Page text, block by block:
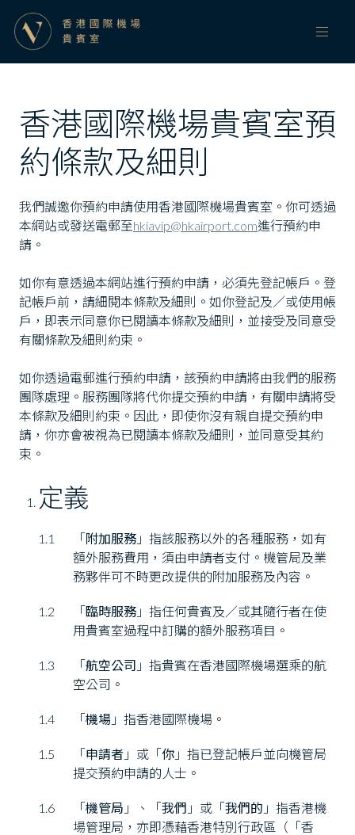
香港國際機場貴賓室預
約條款及細則
我們誠邀你預約申請使用香港國際機場貴賓室。你可透過
本網站或發送電郵至hkiavip@hkairport.com進行預約申
請。
如你有意透過本網站進行預約申請，必須先登記帳戶。登
記帳戶前，請細閱本條款及細則。如你登記及／或使用帳
戶，即表示同意你已閱讀本條款及細則，並接受及同意受
有關條款及細則約束。
如你透過電郵進行預約申請，該預約申請將由我們的服務
團隊處理。服務團隊將代你提交預約申請，有關申請將受
本條款及細則約束。因此，即使你沒有親自提交預約申
請，你亦會被視為已閱讀本條款及細則，並同意受其約
束。
定義
1.1 「附加服務 」指該服務以外的各種服務，如有
額外服務費用，須由申請者支付。機管局及業
務夥伴可不時更改提供的附加服務及內容。
1.2 「臨時服務 」指任何貴賓及／或其隨行者在使
用貴賓室過程中訂購的額外服務項目。
1.3 「航空公司 」指貴賓在香港國際機場選乘的航
空公司。
1.4 「機場 」指香港國際機場。
1.5 「申請者 」或「你 」指已登記帳戶並向機管局
提交預約申請的人士。
1.6 「機管局 」、「我們 」或「我們的 」指香港機
場管理局，亦即憑藉香港特別行政區（「香